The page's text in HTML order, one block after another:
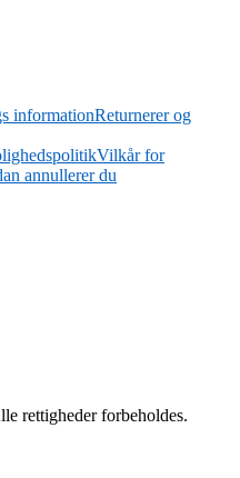
informationReturnerer og
Vilkår for
annullerer du
rettigheder forbeholdes.